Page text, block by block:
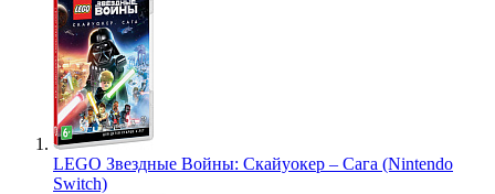
LEGO Звездные Войны: Скайуокер – Сага (Nintendo
Switch)